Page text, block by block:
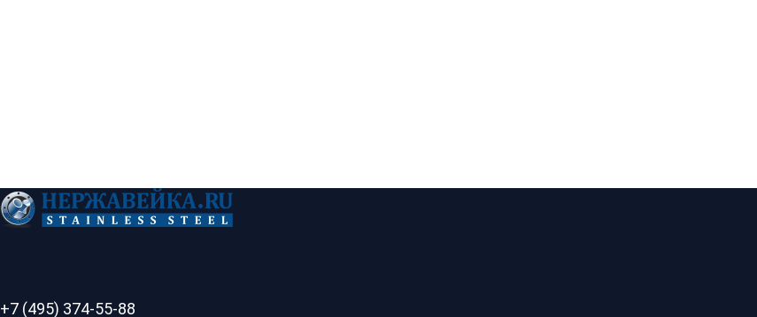
+7 (495) 374-55-88